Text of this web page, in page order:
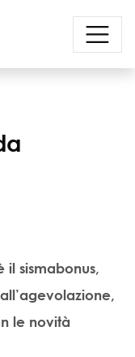
il sismabonus,
le novità